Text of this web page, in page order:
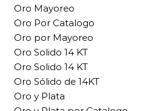
Oro Mayoreo
Oro Por Catalogo
Oro por Mayoreo
Oro Solido 14 KT
Oro Solido 14 KT
Oro Sólido de 14KT
Oro y Plata